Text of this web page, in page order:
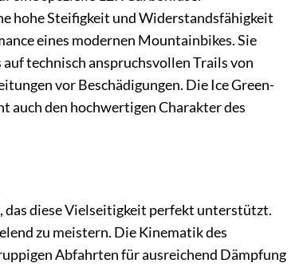
hohe Steifigkeit und Widerstandsfähigkeit
eines modernen Mountainbikes. Sie
technisch anspruchsvollen Trails von
vor Beschädigungen. Die Ice Green-
auch den hochwertigen Charakter des
das diese Vielseitigkeit perfekt unterstützt.
zu meistern. Die Kinematik des
Abfahrten für ausreichend Dämpfung